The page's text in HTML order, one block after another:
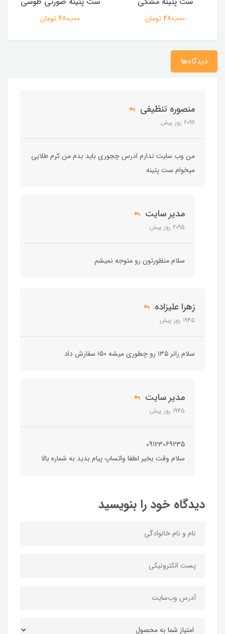
480,000 تومان 480,000 تومان
دیدگاه‌ها
منصوره تنظیفی
2096 روز پیش
من وب سایت ندارم ادرس چجوری باید بدم من کرم طلایی
میخوام ست پتینه
مدیر سایت
2095 روز پیش
سلام منظورتون رو متوجه نمیشم
زهرا علیزاده
1945 روز پیش
سلام رانر ۱۳۵ رو چطوری میشه ۱۵۰ سفارش داد
مدیر سایت
1945 روز پیش
09123069235
سلام وقت بخیر لطفا واتساپ پیام بدید به شماره بالا
دیدگاه خود را بنویسید